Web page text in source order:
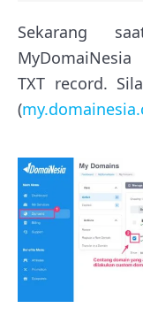
Sekarang
TXT record.
(